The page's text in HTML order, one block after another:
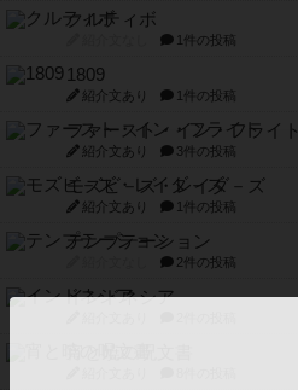
クルティボ
1件の投稿
1809
紹介文あり 1件の投稿
ファースト・イン・フライト
紹介文あり 3件の投稿
モズビ－ズ・レイダ－ズ
紹介文あり 1件の投稿
テンプテーション
2件の投稿
インドネシア